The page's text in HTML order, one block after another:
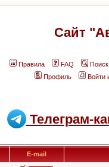
Сайт
Правила FAQ
Поиск
Профиль
Войти
Телеграм-
E-mail